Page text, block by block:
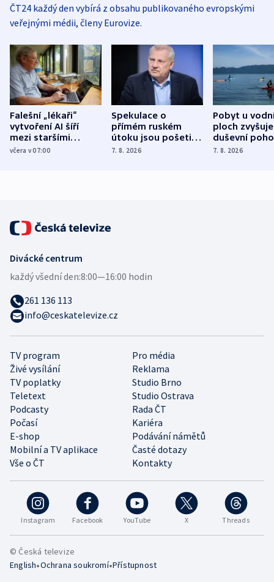
ČT24 každý den vybírá z obsahu publikovaného evropskými
veřejnými médii, členy Eurovize.
Falešní „lékaři“
vytvoření AI šíří
mezi staršími
Poláky nebezpečné
včera v 07:00
Spekulace o
přímém ruském
útoku jsou pošetilé,
míní estonský
7. 8. 2026
Pobyt u
ploch zvyšuje
duševní
ukázala
7. 8. 2026
Instagram Facebook YouTube X Threads
TV program
Pro média
Živé vysílání
Reklama
TV poplatky
Studio Brno
Teletext
Studio Ostrava
Podcasty
Rada ČT
Počasí
Kariéra
E-shop
Podávání námětů
Mobilní a TV aplikace
Časté dotazy
Vše o ČT
Kontakty
Divácké centrum
každý všední den:8:00—16:00 hodin
261 136 113
info@ceskatelevize.cz
© Česká televize
English•Ochrana soukromí•Přístupnost